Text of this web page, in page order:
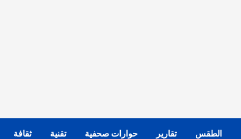
الطقس تقارير حوارات صحفية تقنية ثقافة